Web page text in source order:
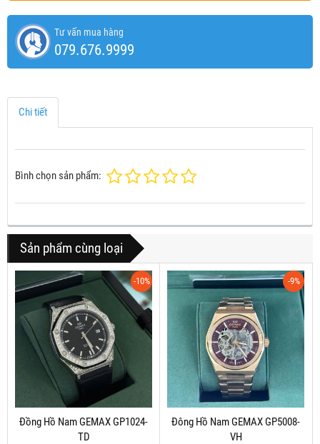
Tư vấn mua hàng
079.676.9999
Chi tiết
Bình chọn sản phẩm:
Sản phẩm cùng loại
-10%
Đồng Hồ Nam GEMAX GP1024-
TD
-9%
Đông Hồ Nam GEMAX GP5008-
VH